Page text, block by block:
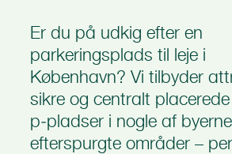
Er du på udkig efter en
parkeringsplads til leje i
København? Vi tilbyder
sikre og centralt placerede
p‑pladser i nogle af
efterspurgte områder –